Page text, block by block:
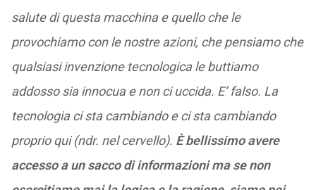
salute di questa macchina e quello che le
provochiamo con le nostre azioni, che pensiamo che
qualsiasi invenzione tecnologica le buttiamo
addosso sia innocua e non ci uccida. E’ falso. La
tecnologia ci sta cambiando e ci sta cambiando
proprio qui (ndr. nel cervello). È bellissimo avere
accesso a un sacco di informazioni ma se non